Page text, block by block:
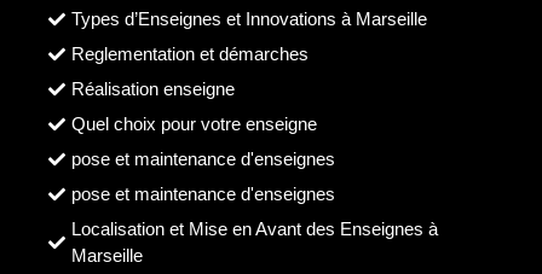
Types d’Enseignes et Innovations à Marseille
Reglementation et démarches
Réalisation enseigne
Quel choix pour votre enseigne
pose et maintenance d'enseignes
pose et maintenance d'enseignes
Localisation et Mise en Avant des Enseignes à
Marseille